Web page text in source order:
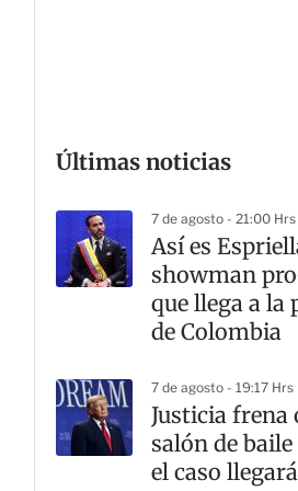
Últimas noticias
7 de agosto - 21:00 Hrs
Así es
showman
que llega a la
de Colombia
7 de agosto - 19:17 Hrs
Justicia frena
salón de
el caso